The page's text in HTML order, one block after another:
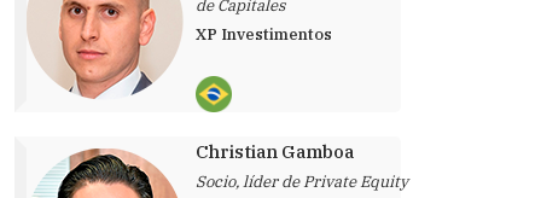
de Capitales
XP Investimentos
Christian Gamboa
Socio, líder de Private Equity